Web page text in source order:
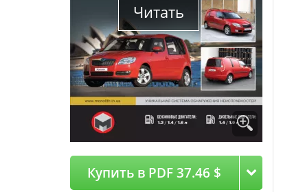
Читать
Купить в PDF 37.46 $